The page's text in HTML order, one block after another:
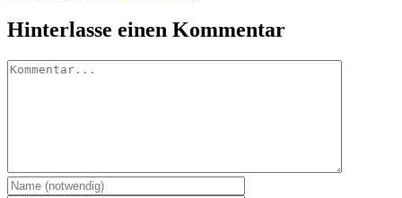
Hinterlasse einen Kommentar
Kommentar